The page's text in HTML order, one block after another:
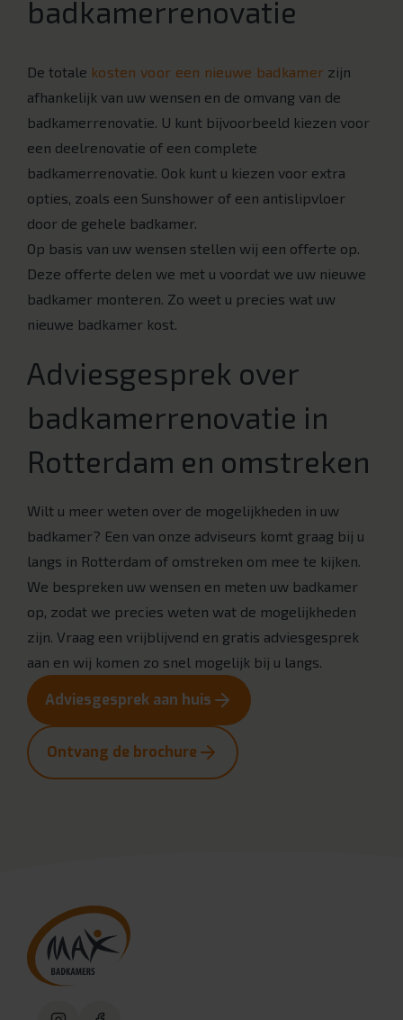
badkamerrenovatie
De totale kosten voor een nieuwe badkamer zijn
afhankelijk van uw wensen en de omvang van de
badkamerrenovatie. U kunt bijvoorbeeld kiezen voor
een deelrenovatie of een complete
badkamerrenovatie. Ook kunt u kiezen voor extra
opties, zoals een Sunshower of een antislipvloer
door de gehele badkamer.
Op basis van uw wensen stellen wij een offerte op.
Deze offerte delen we met u voordat we uw nieuwe
badkamer monteren. Zo weet u precies wat uw
nieuwe badkamer kost.
Adviesgesprek over
badkamerrenovatie in
Rotterdam en omstreken
Wilt u meer weten over de mogelijkheden in uw
badkamer? Een van onze adviseurs komt graag bij u
langs in Rotterdam of omstreken om mee te kijken.
We bespreken uw wensen en meten uw badkamer
op, zodat we precies weten wat de mogelijkheden
zijn. Vraag een vrijblijvend en gratis adviesgesprek
aan en wij komen zo snel mogelijk bij u langs.
Adviesgesprek aan huis
Ontvang de brochure